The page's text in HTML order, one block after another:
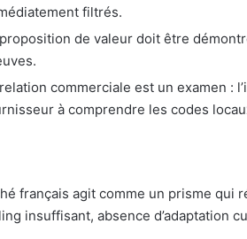
filtrés.
de valeur doit être
commerciale est un examen :
à comprendre les codes
français agit comme un prisme qui
insuffisant, absence d’adaptation